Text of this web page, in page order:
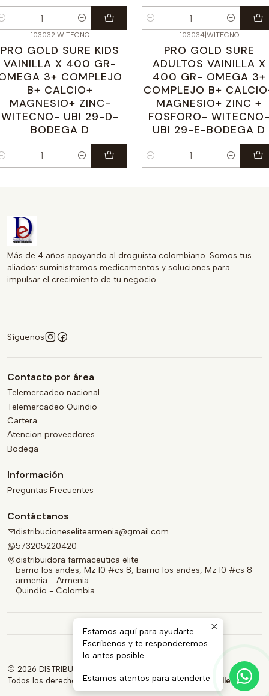
Cantidad
103032 WITECNO
PRO GOLD SURE KIDS
VAINILLA X 400 GR-
3+ COMPLEJO
B+ CALCIO+
MAGNESIO+ ZINC-
WITECNO- UBI 29-D-
BODEGA D
103034| WITECNO
PRO GOLD SURE
ADULTOS VAINILLA X
400 GR- OMEGA 3+
COMPLEJO B+
MAGNESIO+ ZINC +
FOSFORO-
UBI 29-E-BODEGA D
Cantidad
Más de 4 años apoyando al droguista colombiano. Somos tus
aliados: suministramos medicamentos y soluciones para
impulsar el crecimiento de tu negocio.
Síguenos
Contacto por área
Telemercadeo nacional
Telemercadeo Quindio
Cartera
Atencion proveedores
Bodega
Información
Preguntas Frecuentes
Contáctanos
distribucioneselitearmenia@gmail.com
573205220420
distribuidora farmaceutica elite
barrio los andes, Mz 10 #cs 8, barrio los andes, Mz 10 #cs 8
armenia - Armenia
Quindío - Colombia
2026 DISTRIBUIDORA FARMACÉUTICA ELITE.
Todos los derechos reservados.Desarrollado por Jumpseller
Estamos aquí para ayudarte.
Escríbenos y te responderemos
lo antes posible.
Estamos atentos para atenderte